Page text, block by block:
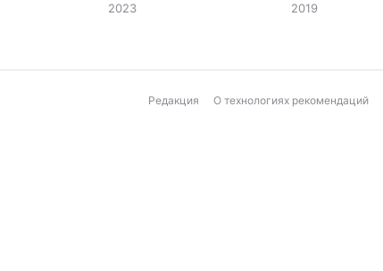
2023 2019
Редакция О технологиях рекомендаций